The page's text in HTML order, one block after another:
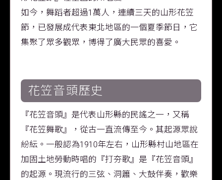
如今，舞蹈者超過1萬人，連續三天的山形花笠
節，已發展成代表東北地區的一個夏季節日，它
集聚了眾多觀眾，博得了廣大民眾的喜愛。
花笠音頭歷史
『花笠音頭』是代表山形縣的民謠之一，又稱
『花笠舞歌』，從古一直流傳至今。其起源眾說
紛紜。一般認為1910年左右，山形縣村山地區在
加固土地勞動時唱的『打夯歌』是『花笠音頭』
的起源。現流行的三弦、洞簫、大鼓伴奏，歡樂